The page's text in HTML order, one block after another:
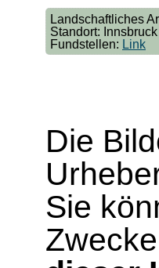
Landschaftliches
Standort:
Fundstellen: Link
Die
Sie